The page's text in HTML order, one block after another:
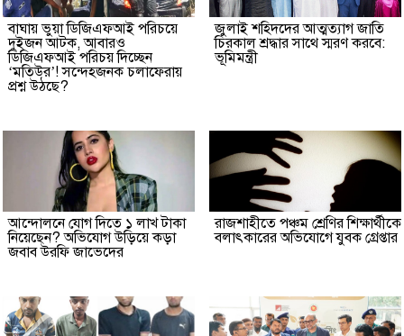
বাঘায় ভুয়া ডিজিএফআই পরিচয়ে
দুইজন আটক, আবারও
ডিজিএফআই পরিচয় দিচ্ছেন
‘মতিউর’! সন্দেহজনক চলাফেরায়
প্রশ্ন উঠছে?
জুলাই শহিদদের আত্মত্যাগ জাতি
চিরকাল শ্রদ্ধার সাথে স্মরণ করবে:
ভূমিমন্ত্রী
আন্দোলনে যোগ দিতে ১ লাখ টাকা
নিয়েছেন? অভিযোগ উড়িয়ে কড়া
জবাব উরফি জাভেদের
রাজশাহীতে পঞ্চম শ্রেণির শিক্ষার্থীকে
বলাৎকারের অভিযোগে যুবক গ্রেপ্তার